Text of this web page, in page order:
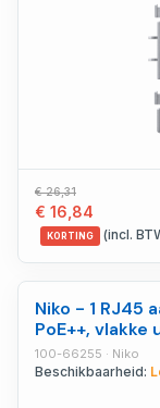
€ 26,31
€ 16,84
KORTING (incl.
Niko - 1 RJ45
PoE++,
100-66255 · Niko
Beschikbaarheid: